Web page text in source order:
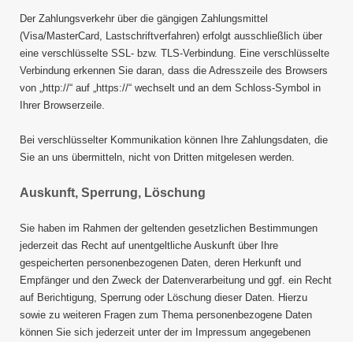
Der Zahlungsverkehr über die gängigen Zahlungsmittel
(Visa/MasterCard, Lastschriftverfahren) erfolgt ausschließlich über
eine verschlüsselte SSL- bzw. TLS-Verbindung. Eine verschlüsselte
Verbindung erkennen Sie daran, dass die Adresszeile des Browsers
von „http://“ auf „https://“ wechselt und an dem Schloss-Symbol in
Ihrer Browserzeile.
Bei verschlüsselter Kommunikation können Ihre Zahlungsdaten, die
Sie an uns übermitteln, nicht von Dritten mitgelesen werden.
Auskunft, Sperrung, Löschung
Sie haben im Rahmen der geltenden gesetzlichen Bestimmungen
jederzeit das Recht auf unentgeltliche Auskunft über Ihre
gespeicherten personenbezogenen Daten, deren Herkunft und
Empfänger und den Zweck der Datenverarbeitung und ggf. ein Recht
auf Berichtigung, Sperrung oder Löschung dieser Daten. Hierzu
sowie zu weiteren Fragen zum Thema personenbezogene Daten
können Sie sich jederzeit unter der im Impressum angegebenen